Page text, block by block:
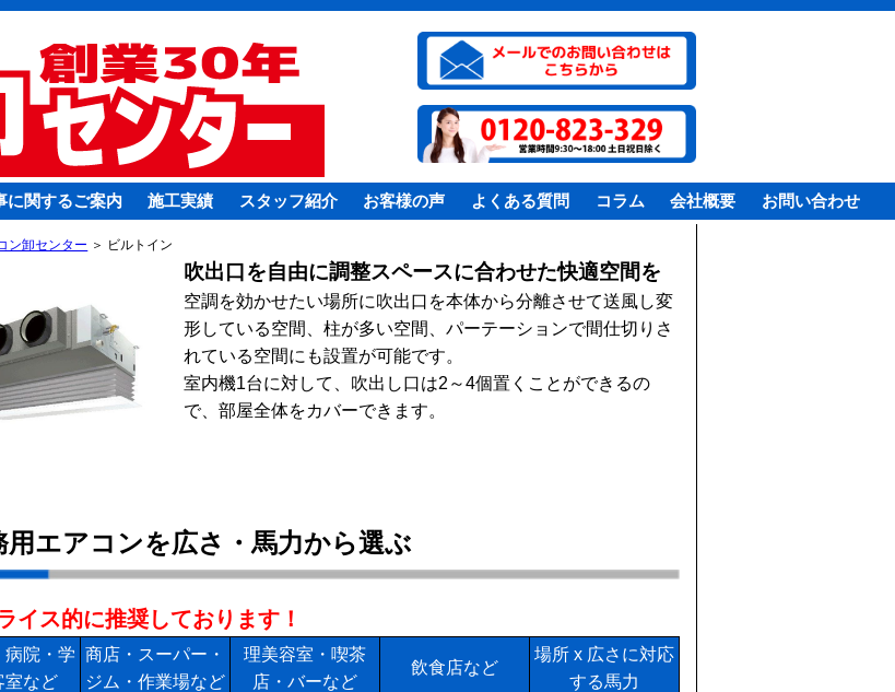
に関するご案内 施工実績 スタッフ紹介 お客様の声 よくある質問 コラム 会社概要 お問い合わせ
ン卸センター ＞ ビルトイン
吹出口を自由に調整スペースに合わせた快適空間を
空調を効かせたい場所に吹出口を本体から分離させて送風し変
形している空間、柱が多い空間、パーテーションで間仕切りさ
れている空間にも設置が可能です。
室内機1台に対して、吹出し口は2～4個置くことができるの
で、部屋全体をカバーできます。
エアコンを広さ・馬力から選ぶ
イス的に推奨しております！
病院・学
室など
商店・スーパー・
ジム・作業場など
理美容室・喫茶
店・バーなど
飲食店など
場所 x 広さに対応
する馬力